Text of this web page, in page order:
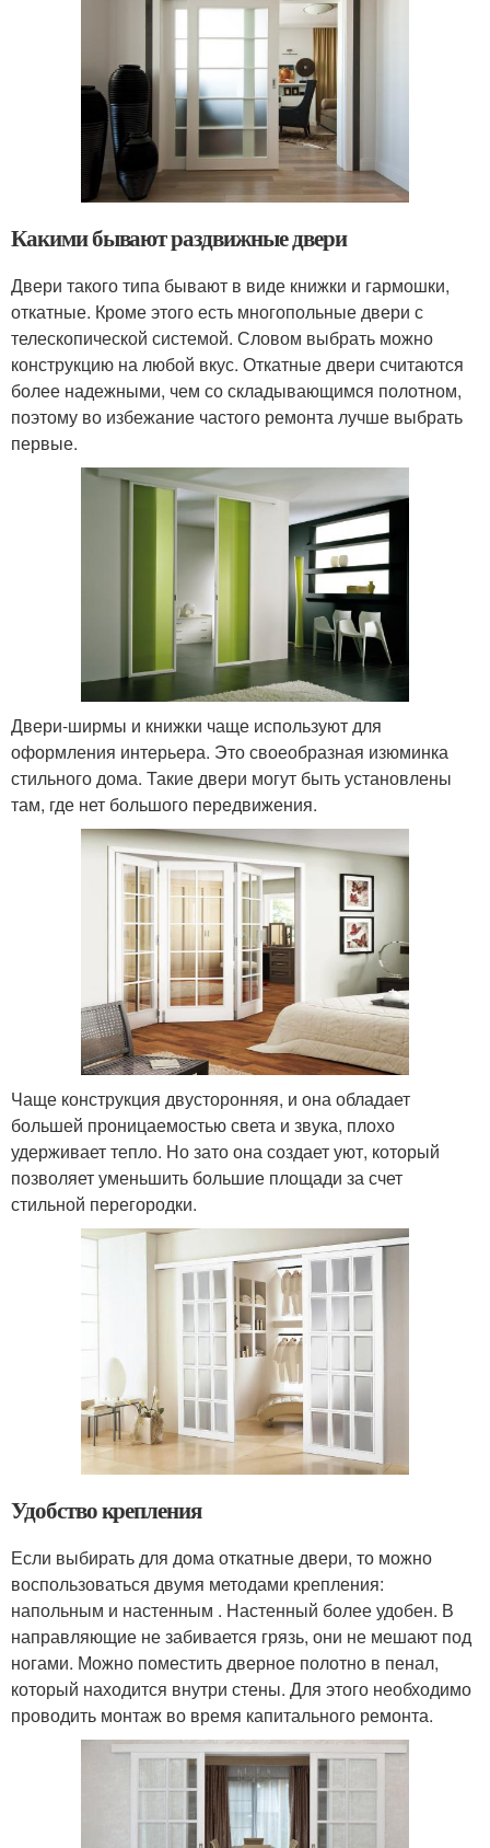
Какими бывают раздвижные двери
Двери такого типа бывают в виде книжки и гармошки,
откатные. Кроме этого есть многопольные двери с
телескопической системой. Словом выбрать можно
конструкцию на любой вкус. Откатные двери считаются
более надежными, чем со складывающимся полотном,
поэтому во избежание частого ремонта лучше выбрать
первые.
Двери-ширмы и книжки чаще используют для
оформления интерьера. Это своеобразная изюминка
стильного дома. Такие двери могут быть установлены
там, где нет большого передвижения.
Чаще конструкция двусторонняя, и она обладает
большей проницаемостью света и звука, плохо
удерживает тепло. Но зато она создает уют, который
позволяет уменьшить большие площади за счет
стильной перегородки.
Удобство крепления
Если выбирать для дома откатные двери, то можно
воспользоваться двумя методами крепления:
напольным и настенным . Настенный более удобен. В
направляющие не забивается грязь, они не мешают под
ногами. Можно поместить дверное полотно в пенал,
который находится внутри стены. Для этого необходимо
проводить монтаж во время капитального ремонта.